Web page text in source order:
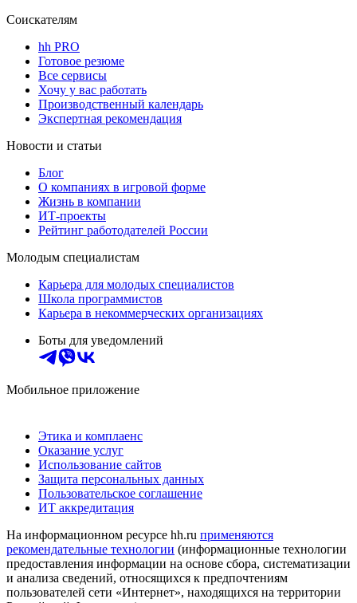
Соискателям
hh PRO
Готовое резюме
Все сервисы
Хочу у вас работать
Производственный календарь
Экспертная рекомендация
Новости и статьи
Блог
О компаниях в игровой форме
Жизнь в компании
ИТ-проекты
Рейтинг работодателей России
Молодым специалистам
Карьера для молодых специалистов
Школа программистов
Карьера в некоммерческих организациях
Боты для уведомлений
Мобильное приложение
Этика и комплаенс
Оказание услуг
Использование сайтов
Защита персональных данных
Пользовательское соглашение
ИТ аккредитация
На информационном ресурсе hh.ru применяются
рекомендательные технологии (информационные технологии
предоставления информации на основе сбора, систематизации
и анализа сведений, относящихся к предпочтениям
пользователей сети «Интернет», находящихся на территории